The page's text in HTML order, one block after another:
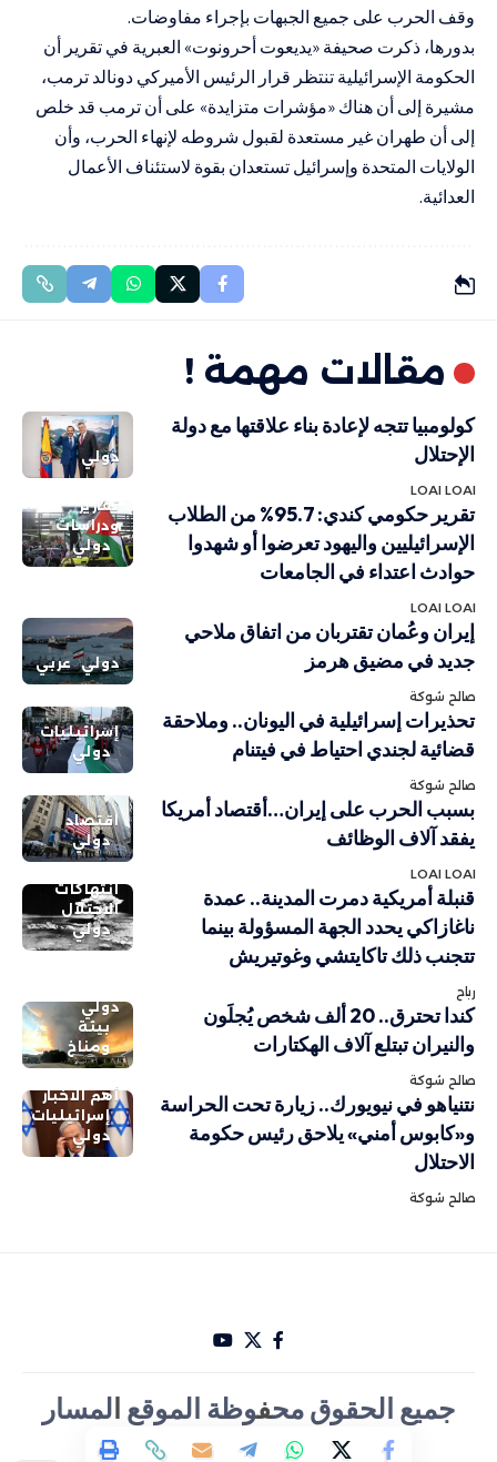
وقف الحرب على جميع الجبهات بإجراء مفاوضات.
بدورها، ذكرت صحيفة «يديعوت أحرونوت» العبرية في تقرير أن
الحكومة الإسرائيلية تنتظر قرار الرئيس الأميركي دونالد ترمب،
مشيرة إلى أن هناك «مؤشرات متزايدة» على أن ترمب قد خلص
إلى أن طهران غير مستعدة لقبول شروطه لإنهاء الحرب، وأن
الولايات المتحدة وإسرائيل تستعدان بقوة لاستئناف الأعمال
العدائية.
مقالات مهمة !
دولي
كولومبيا تتجه لإعادة بناء علاقتها مع دولة
الإحتلال
LOAI LOAI
تقارير
ودراسات
دولي
تقرير حكومي كندي: 95.7% من الطلاب
الإسرائيليين واليهود تعرضوا أو شهدوا
حوادث اعتداء في الجامعات
LOAI LOAI
دولي عربي
إيران وعُمان تقتربان من اتفاق ملاحي
جديد في مضيق هرمز
صالح شوكة
إسرائيليات
دولي
تحذيرات إسرائيلية في اليونان.. وملاحقة
قضائية لجندي احتياط في فيتنام
صالح شوكة
اقتصاد
دولي
بسبب الحرب على إيران…أقتصاد أمريكا
يفقد آلاف الوظائف
LOAI LOAI
انتهاكات
الاحتلال
دولي
قنبلة أمريكية دمرت المدينة.. عمدة
ناغازاكي يحدد الجهة المسؤولة بينما
تتجنب ذلك تاكايتشي وغوتيريش
رباح
دولي
بيئة
ومناخ
كندا تحترق.. 20 ألف شخص يُجلَون
والنيران تبتلع آلاف الهكتارات
صالح شوكة
أهم الاخبار
إسرائيليات
دولي
نتنياهو في نيويورك.. زيارة تحت الحراسة
و«كابوس أمني» يلاحق رئيس حكومة
الاحتلال
صالح شوكة
جميع الحقوق محفوظة الموقع لمسار
الأخباري تصميم Hakam